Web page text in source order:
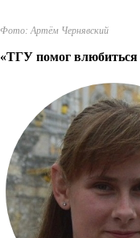
Фото: Артём Чернявский
«ТГУ помог влюбиться